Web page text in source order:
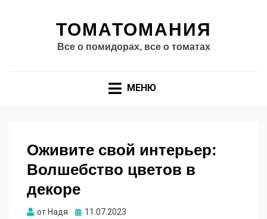
ТОМАТОМАНИЯ
Все о помидорах, все о томатах
МЕНЮ
Оживите свой интерьер:
Волшебство цветов в
декоре
от Надя Опубликовано
11.07.2023